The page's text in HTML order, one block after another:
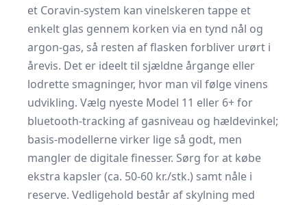
et Coravin-system kan vinelskeren tappe et
enkelt glas gennem korken via en tynd nål og
argon-gas, så resten af flasken forbliver urørt i
årevis. Det er ideelt til sjældne årgange eller
lodrette smagninger, hvor man vil følge vinens
udvikling. Vælg nyeste Model 11 eller 6+ for
bluetooth-tracking af gasniveau og hældevinkel;
basis-modellerne virker lige så godt, men
mangler de digitale finesser. Sørg for at købe
ekstra kapsler (ca. 50-60 kr./stk.) samt nåle i
reserve. Vedligehold består af skylning med